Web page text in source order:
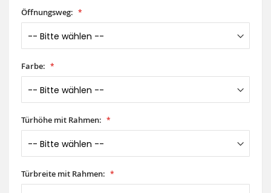
Öffnungsweg:
Farbe:
Türhöhe mit Rahmen:
Türbreite mit Rahmen: